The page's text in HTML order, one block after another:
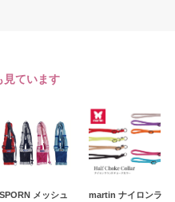
見ています
SPORN メッシュ
martin ナイロンラ